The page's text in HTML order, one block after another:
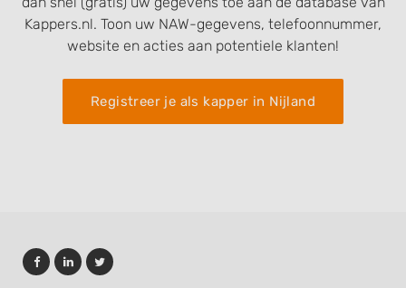
Kappers.nl. Toon uw NAW-gegevens, telefoonnummer,
website en acties aan potentiele klanten!
Registreer je als kapper in Nijland